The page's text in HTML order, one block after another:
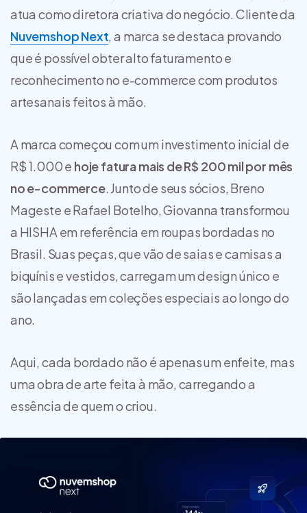
atua como diretora criativa do negócio. Cliente da
Nuvemshop Next, a marca se destaca provando
que é possível obter alto faturamento e
reconhecimento no e-commerce com produtos
artesanais feitos à mão.
A marca começou com um investimento inicial de
R$ 1.000 e hoje fatura mais deR$ 200 mil por mês
no e-commerce. Junto de seus sócios, Breno
Mageste e Rafael Botelho, Giovanna transformou
a HISHA em referência em roupas bordadas no
Brasil. Suas peças, que vão de saias e camisas a
biquínis e vestidos, carregam um design único e
são lançadas em coleções especiais ao longo do
ano.
Aqui, cada bordado não é apenas um enfeite, mas
uma obra de arte feita à mão, carregando a
essência de quem o criou.